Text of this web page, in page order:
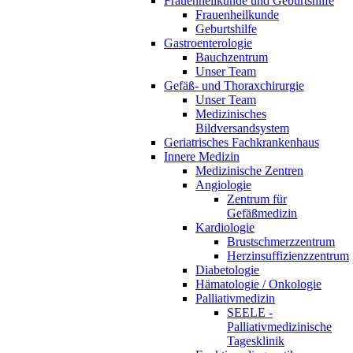
Frauenheilkunde
Geburtshilfe
Gastroenterologie
Bauchzentrum
Unser Team
Gefäß- und Thoraxchirurgie
Unser Team
Medizinisches
Bildversandsystem
Geriatrisches Fachkrankenhaus
Innere Medizin
Medizinische Zentren
Angiologie
Zentrum für
Gefäßmedizin
Kardiologie
Brustschmerzzentrum
Herzinsuffizienzzentrum
Diabetologie
Hämatologie / Onkologie
Palliativmedizin
SEELE -
Palliativmedizinische
Tagesklinik